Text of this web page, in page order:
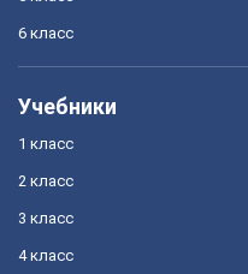
6 класс
Учебники
1 класс
2 класс
3 класс
4 класс